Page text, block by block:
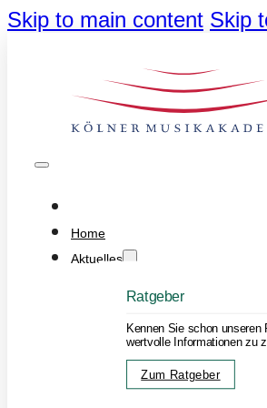
Skip to main content Skip
Home
Aktuelles
Ratgeber
Kennen Sie schon unseren
wertvolle Informationen zu
Zum Ratgeber